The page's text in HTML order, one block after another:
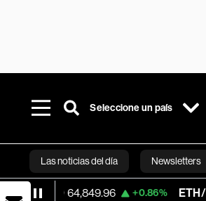
Seleccione un país
Las noticias del día Newsletters
64,849.96 +0.86% ETH/USD